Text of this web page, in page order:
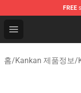
FREE
Open menu
Kankan Store -
홈/Kankan 제품정보/